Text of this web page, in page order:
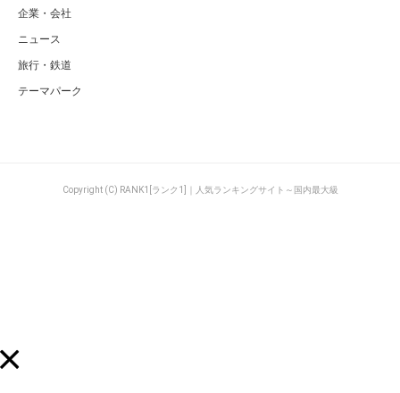
企業・会社
ニュース
旅行・鉄道
テーマパーク
Copyright (C) RANK1[ランク1]｜人気ランキングサイト～国内最大級